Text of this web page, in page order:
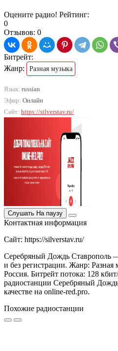
Оцените радио! Рейтинг:
0
Отзывов: 0
Битрейт:
Жанр:
Разная музыка
Язык: russian
Эфир: Онлайн
Сайт: https://silverstav.ru/
Слушать На паузу
Контактная информация
Сайт: https://silverstav.ru/
Серебряный Дождь Ставрополь
и без регистрации. Жанр:
Россия. Битрейт потока: 128
радиостанции Серебряный
качестве на online-red.pro.
Похожие радиостанции